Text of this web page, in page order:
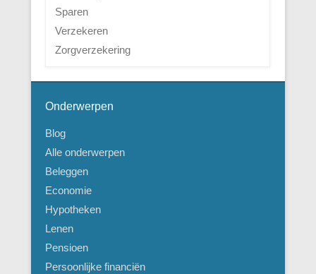
Sparen
Verzekeren
Zorgverzekering
Onderwerpen
Blog
Alle onderwerpen
Beleggen
Economie
Hypotheken
Lenen
Pensioen
Persoonlijke financiën